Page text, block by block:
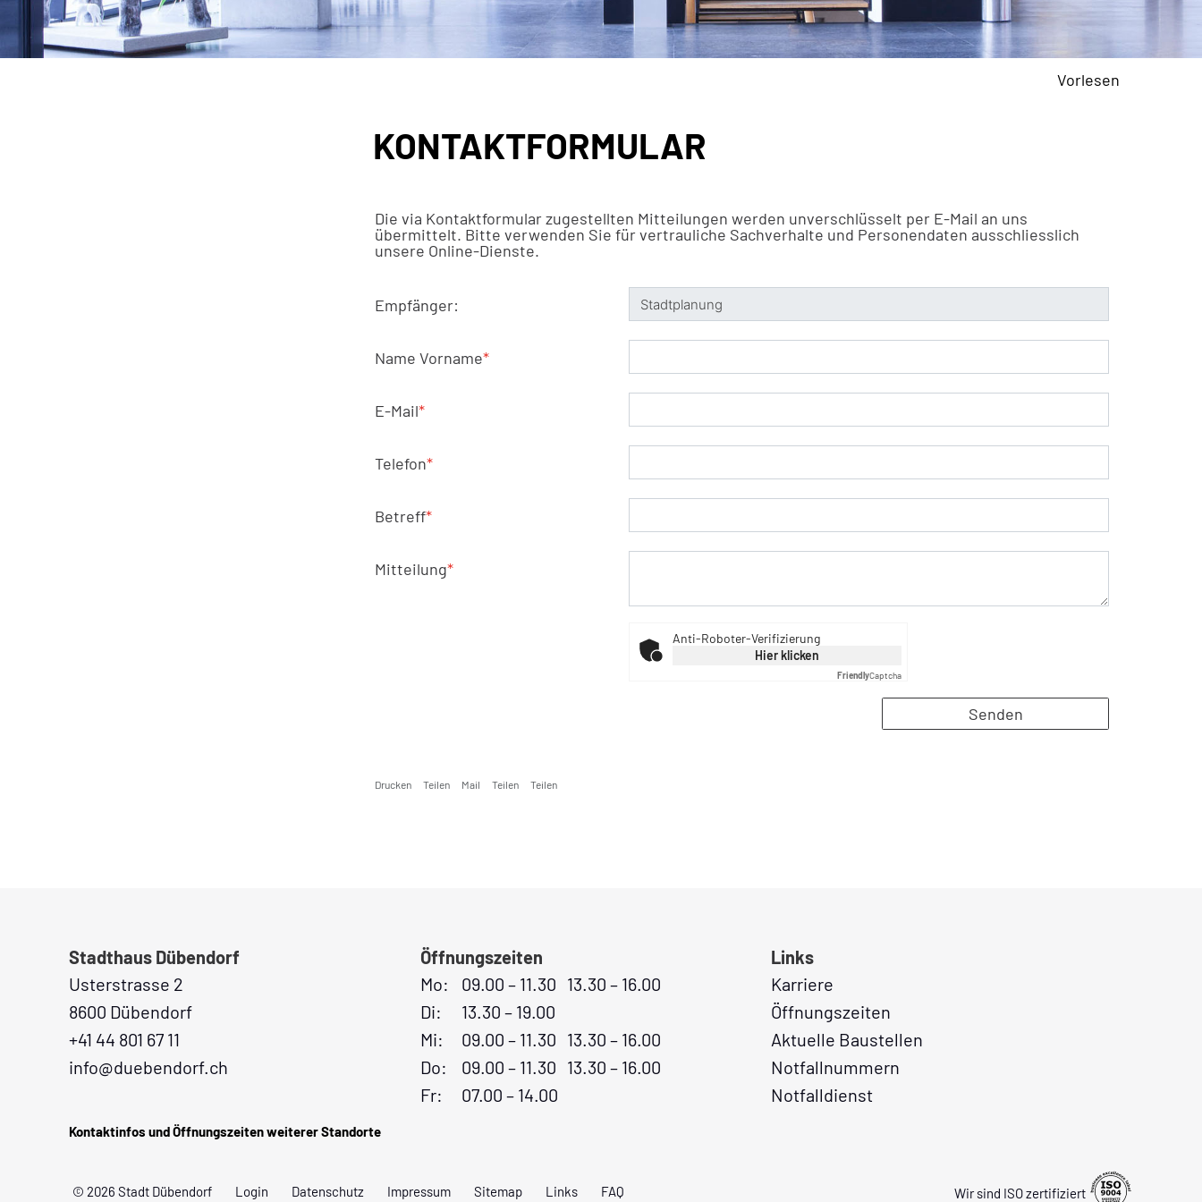
Vorlesen
KONTAKTFORMULAR
Die via Kontaktformular zugestellten Mitteilungen werden unverschlüsselt per E-Mail an uns
übermittelt. Bitte verwenden Sie für vertrauliche Sachverhalte und Personendaten ausschliesslich
unsere Online-Dienste.
Empfänger:
Name Vorname*
E-Mail*
Telefon*
Betreff*
Mitteilung*
Anti-Roboter-Verifizierung
Hier klicken
FriendlyCaptcha
Senden
Drucken Teilen Mail Teilen Teilen
Stadthaus Dübendorf
Usterstrasse 2
8600 Dübendorf
+41 44 801 67 11
info@duebendorf.ch
Öffnungszeiten
Mo:
09.00 – 11.30 13.30 – 16.00
Di:
13.30 – 19.00
Mi:
09.00 – 11.30 13.30 – 16.00
Do:
09.00 – 11.30 13.30 – 16.00
Fr:
07.00 – 14.00
Links
Karriere
Öffnungszeiten
Aktuelle Baustellen
Notfallnummern
Notfalldienst
Kontaktinfos und Öffnungszeiten weiterer Standorte
© 2026 Stadt Dübendorf Login Datenschutz Impressum Sitemap Links FAQ Wir sind ISO zertifiziert